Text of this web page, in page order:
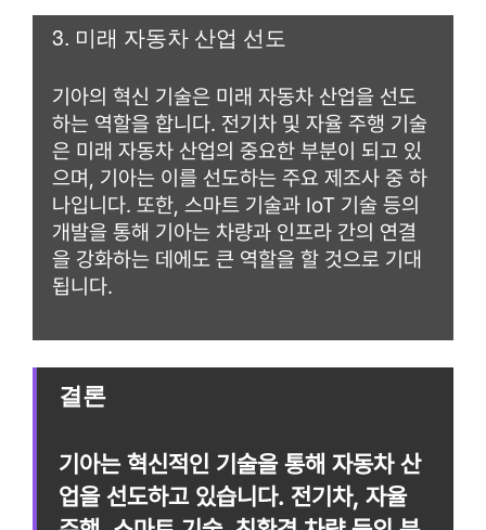
3. 미래 자동차 산업 선도
기아의 혁신 기술은 미래 자동차 산업을 선도
하는 역할을 합니다. 전기차 및 자율 주행 기술
은 미래 자동차 산업의 중요한 부분이 되고 있
으며, 기아는 이를 선도하는 주요 제조사 중 하
나입니다. 또한, 스마트 기술과 IoT 기술 등의
개발을 통해 기아는 차량과 인프라 간의 연결
을 강화하는 데에도 큰 역할을 할 것으로 기대
됩니다.
결론
기아는 혁신적인 기술을 통해 자동차 산
업을 선도하고 있습니다. 전기차, 자율